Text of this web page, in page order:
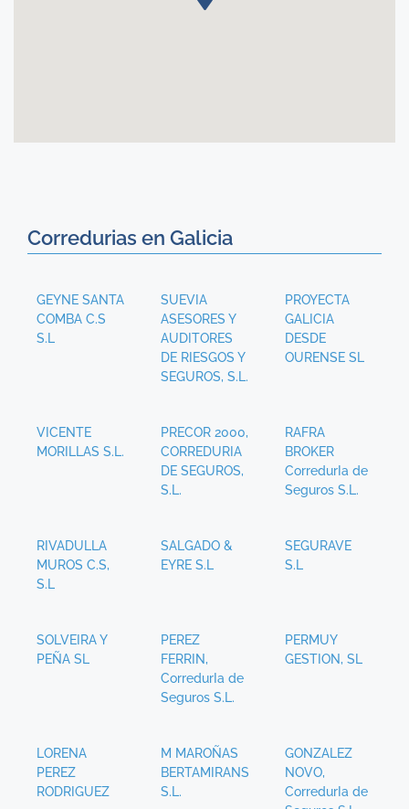
Corredurias en Galicia
GEYNE SANTA
COMBA C.S
S.L
SUEVIA
ASESORES Y
AUDITORES
DE RIESGOS Y
SEGUROS, S.L.
PROYECTA
GALICIA
DESDE
OURENSE SL
VICENTE
MORILLAS S.L.
PRECOR 2000,
CORREDURIA
DE SEGUROS,
S.L.
RAFRA
BROKER
CorredurIa de
Seguros S.L.
RIVADULLA
MUROS C.S,
S.L
SALGADO &
EYRE S.L
SEGURAVE
S.L
SOLVEIRA Y
PEÑA SL
PEREZ
FERRIN,
CorredurIa de
Seguros S.L.
PERMUY
GESTION, SL
LORENA
PEREZ
RODRIGUEZ
M MAROÑAS
BERTAMIRANS
S.L.
GONZALEZ
NOVO,
CorredurIa de